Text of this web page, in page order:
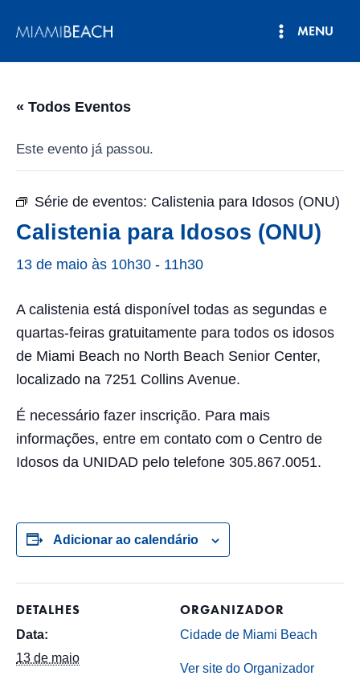
para
MENU
« Todos Eventos
Este evento já passou.
Série de eventos: Calistenia para Idosos (ONU)
Calistenia para Idosos (ONU)
13 de maio às 10h30 - 11h30
A calistenia está disponível todas as segundas e
quartas-feiras gratuitamente para todos os idosos
de Miami Beach no North Beach Senior Center,
localizado na 7251 Collins Avenue.
É necessário fazer inscrição. Para mais
informações, entre em contato com o Centro de
Idosos da UNIDAD pelo telefone 305.867.0051.
Adicionar ao calendário
DETALHES
Data:
13 de maio
ORGANIZADOR
Cidade de Miami Beach
Ver site do Organizador